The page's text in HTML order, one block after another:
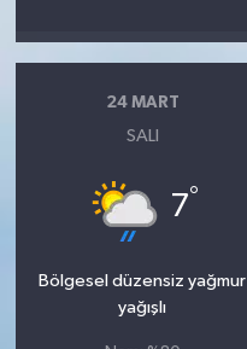
24 MART
SALI
7°
Bölgesel düzensiz yağmur
yağışlı